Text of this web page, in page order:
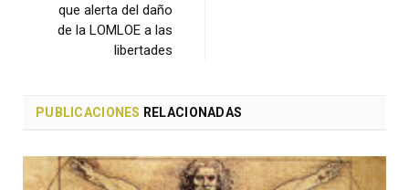
que alerta del daño
de la LOMLOE a las
libertades
PUBLICACIONES RELACIONADAS